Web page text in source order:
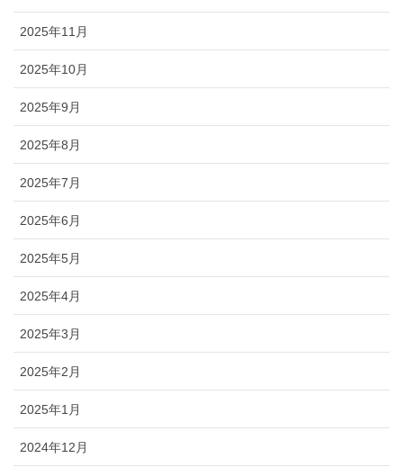
2025年11月
2025年10月
2025年9月
2025年8月
2025年7月
2025年6月
2025年5月
2025年4月
2025年3月
2025年2月
2025年1月
2024年12月